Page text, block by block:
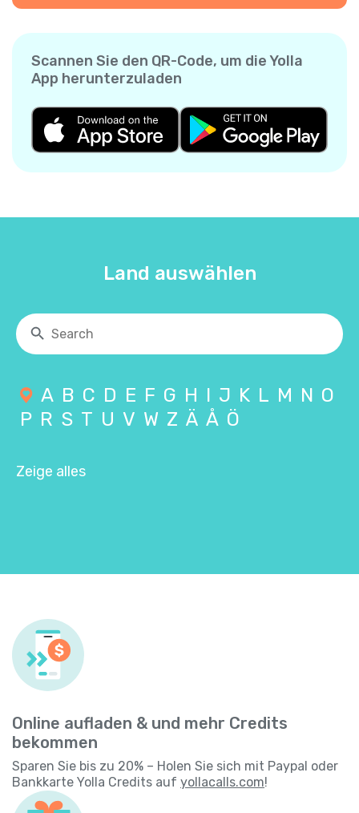
Scannen Sie den QR-Code, um die Yolla
App herunterzuladen
Land auswählen
A B C D E F G H I J K L M N O
P R S T U V W Z Ä Å Ö
Zeige alles
Online aufladen & und mehr Credits
bekommen
Sparen Sie bis zu 20% – Holen Sie sich mit Paypal oder
Bankkarte Yolla Credits auf yollacalls.com!